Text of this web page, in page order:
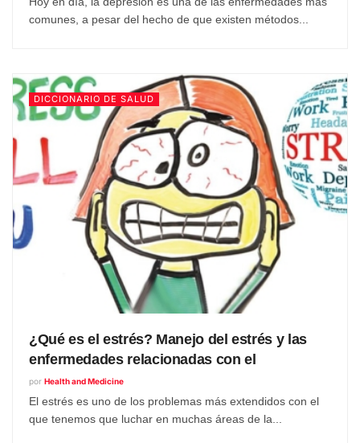
comunes, a pesar del hecho de que existen métodos...
DICCIONARIO DE SALUD
¿Qué es el estrés? Manejo del estrés y las
enfermedades relacionadas con el
por Health and Medicine
El estrés es uno de los problemas más extendidos con el
que tenemos que luchar en muchas áreas de la...